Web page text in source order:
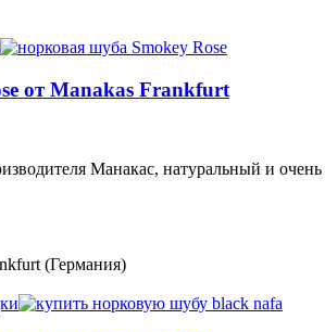
от Manakas Frankfurt
Манакас, натуральный и
(Германия)